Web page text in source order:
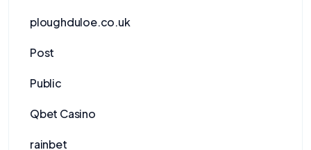
ploughduloe.co.uk
Post
Public
Qbet Casino
rainbet